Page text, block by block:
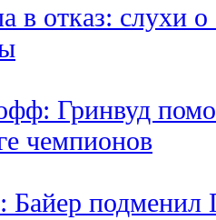
отказ: слухи
Гринвуд
чемпионов
Байер подменил